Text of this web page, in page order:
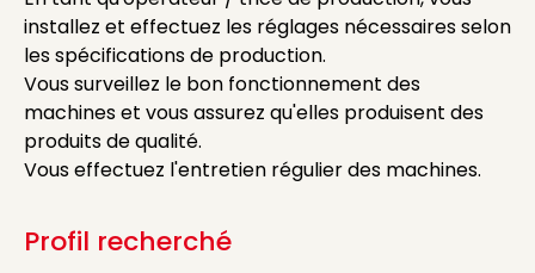
installez et effectuez les réglages nécessaires selon
les spécifications de production.
Vous surveillez le bon fonctionnement des
machines et vous assurez qu'elles produisent des
produits de qualité.
Vous effectuez l'entretien régulier des machines.
Profil recherché